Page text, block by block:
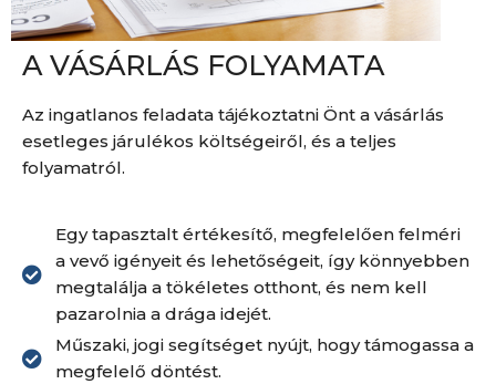
A VÁSÁRLÁS FOLYAMATA
Az ingatlanos feladata tájékoztatni Önt a vásárlás
esetleges járulékos költségeiről, és a teljes
folyamatról.
Egy tapasztalt értékesítő, megfelelően felméri
a vevő igényeit és lehetőségeit, így könnyebben
megtalálja a tökéletes otthont, és nem kell
pazarolnia a drága idejét.
Műszaki, jogi segítséget nyújt, hogy támogassa a
megfelelő döntést.